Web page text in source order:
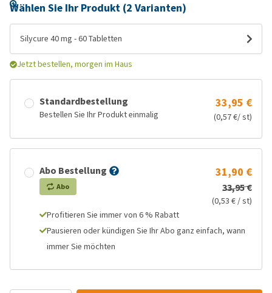
Wählen Sie Ihr Produkt (2 Varianten)
Silycure 40 mg - 60 Tabletten
Jetzt bestellen, morgen im Haus
Standardbestellung
Bestellen Sie Ihr Produkt einmalig
33,95 €
(0,57 €/ st)
Abo Bestellung
Abo
31,90 €
33,95 €
(0,53 € / st)
Profitieren Sie immer von 6 % Rabatt
Pausieren oder kündigen Sie Ihr Abo ganz einfach, wann
immer Sie möchten